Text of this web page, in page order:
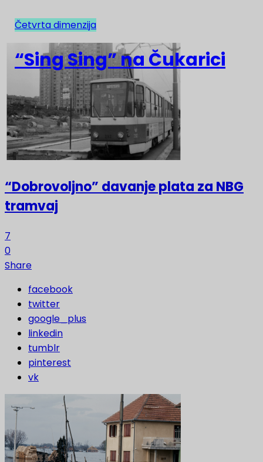
NAJNOVIJE
“Dobrovoljno” davanje plata za NBG
tramvaj
7
0
Share
facebook
twitter
google_plus
linkedin
tumblr
pinterest
vk
Četvrta dimenzija
“Sing Sing” na Čukarici